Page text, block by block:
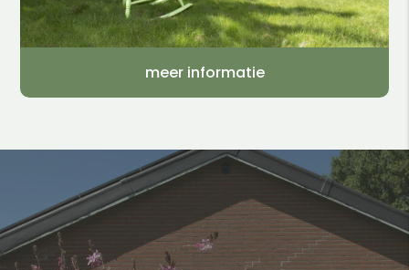
meer informatie